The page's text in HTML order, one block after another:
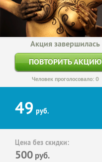
Акция завершилась
ПОВТОРИТЬ АКЦИЮ
Человек проголосовало: 0
49 руб.
Цена без скидки:
500 руб.